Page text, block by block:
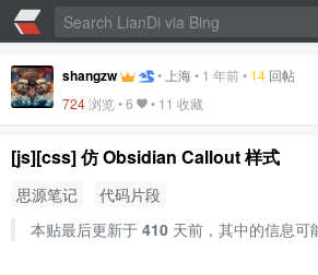
shangzw • 上海• 1 年前• 14 回帖
724浏览 •6 • 11 收藏
[js][css] 仿 Obsidian Callout 样式
思源笔记
代码片段
本贴最后更新于 410天前，其中的信息可